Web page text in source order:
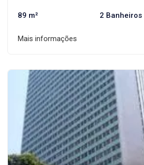
89 m² 2 Banheiros
Mais informações